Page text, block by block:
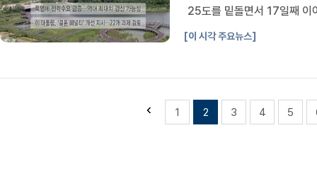
25도를 밑돌면서 17일째 이
도가 35도 안팎까지 오르는
[이 시각 주요뉴스]
1 2 3 4 5